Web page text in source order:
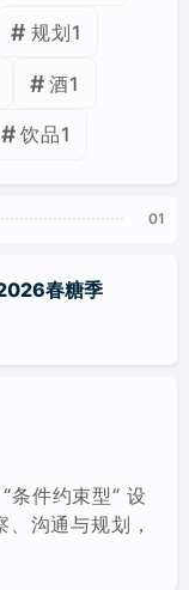
规划1
酒1
饮品1
春糖季
条件约束型” 设
沟通与规划，